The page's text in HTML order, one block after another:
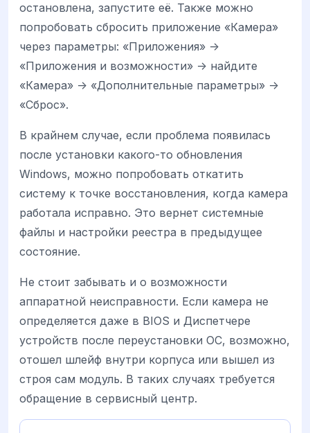
остановлена, запустите её. Также можно
попробовать сбросить приложение «Камера»
через параметры: «Приложения» ->
«Приложения и возможности» -> найдите
«Камера» -> «Дополнительные параметры» ->
«Сброс».
В крайнем случае, если проблема появилась
после установки какого-то обновления
Windows, можно попробовать откатить
систему к точке восстановления, когда камера
работала исправно. Это вернет системные
файлы и настройки реестра в предыдущее
состояние.
Не стоит забывать и о возможности
аппаратной неисправности. Если камера не
определяется даже в BIOS и Диспетчере
устройств после переустановки ОС, возможно,
отошел шлейф внутри корпуса или вышел из
строя сам модуль. В таких случаях требуется
обращение в сервисный центр.